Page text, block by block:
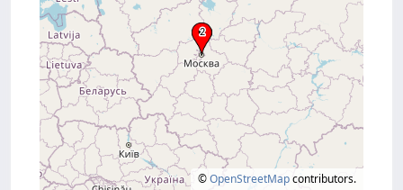
©OpenStreetMapcontributors.